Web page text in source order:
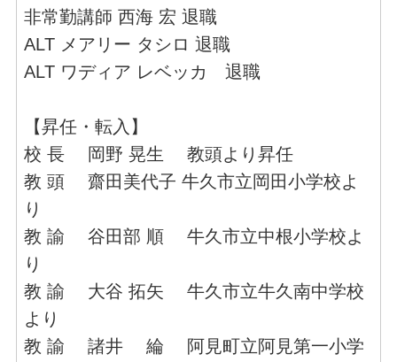
非常勤講師 西海 宏 退職
ALT メアリー タシロ 退職
ALT ワディア レベッカ 退職
【昇任・転入】
校 長 岡野 晃生 教頭より昇任
教 頭 齋田美代子 牛久市立岡田小学校よ
り
教 諭 谷田部 順 牛久市立中根小学校よ
り
教 諭 大谷 拓矢 牛久市立牛久南中学校
より
教 諭 諸井 綸 阿見町立阿見第一小学